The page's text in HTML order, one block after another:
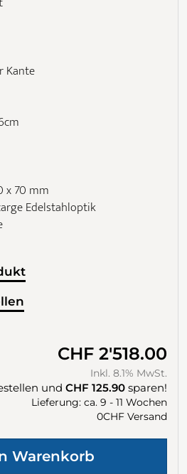
Kante
x 70 mm
Edelstahloptik
CHF 2'518.00
Inkl. 8.1% MwSt.
und CHF 125.90 sparen!
Lieferung: ca. 9 - 11 Wochen
0CHF Versand